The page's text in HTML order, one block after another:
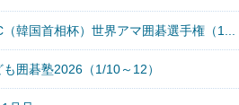
（韓国首相杯）世界アマ囲碁選手権（1...
も囲碁塾2026（1/10～12）